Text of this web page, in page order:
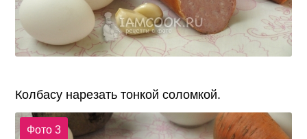
Колбасу нарезать тонкой соломкой.
Фото 3